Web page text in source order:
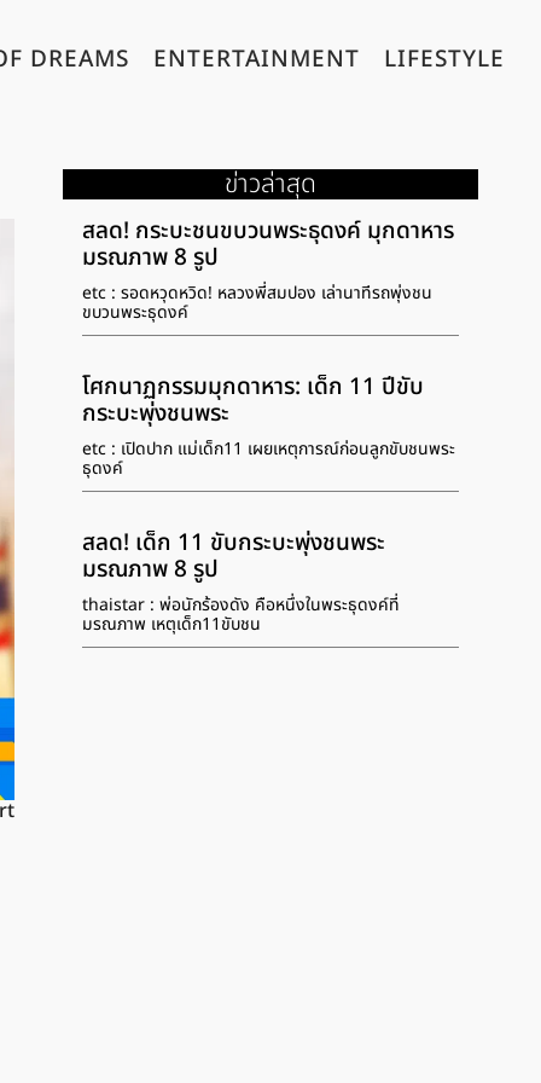
DREAMS ENTERTAINMENT LIFESTYLE
ข่าวล่าสุด
สลด! กระบะชนขบวนพระธุดงค์ มุกดาหาร
มรณภาพ 8 รูป
etc : รอดหวุดหวิด! หลวงพี่สมปอง เล่านาทีรถพุ่งชน
ขบวนพระธุดงค์
โศกนาฏกรรมมุกดาหาร: เด็ก 11 ปีขับ
กระบะพุ่งชนพระ
etc : เปิดปาก แม่เด็ก11 เผยเหตุการณ์ก่อนลูกขับชนพระ
ธุดงค์
สลด! เด็ก 11 ขับกระบะพุ่งชนพระ
มรณภาพ 8 รูป
thaistar : พ่อนักร้องดัง คือหนึ่งในพระธุดงค์ที่
มรณภาพ เหตุเด็ก11ขับชน